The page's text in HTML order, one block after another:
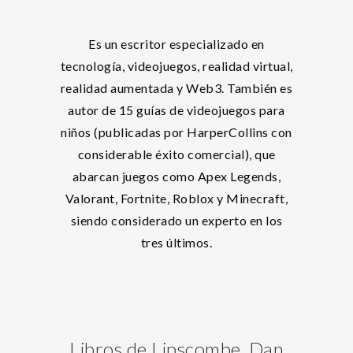
Es un escritor especializado en
tecnología, videojuegos, realidad virtual,
realidad aumentada y Web3. También es
autor de 15 guías de videojuegos para
niños (publicadas por HarperCollins con
considerable éxito comercial), que
abarcan juegos como Apex Legends,
Valorant, Fortnite, Roblox y Minecraft,
siendo considerado un experto en los
tres últimos.